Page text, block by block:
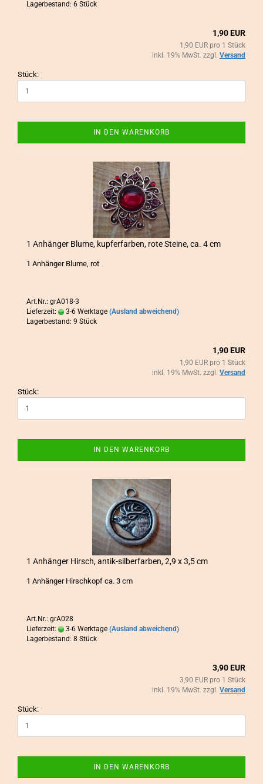
Lagerbestand: 6 Stück
1,90 EUR
1,90 EUR pro 1 Stück
inkl. 19% MwSt. zzgl. Versand
Stück:
IN DEN WARENKORB
1 An­hän­ger Blume, kup­fer­far­ben, rote Stei­ne, ca. 4 cm
1 An­hän­ger Blume, rot
Art.Nr.: grA018-3
Lieferzeit:
3-6 Werktage (Ausland abweichend)
Lagerbestand: 9 Stück
1,90 EUR
1,90 EUR pro 1 Stück
inkl. 19% MwSt. zzgl. Versand
Stück:
IN DEN WARENKORB
1 An­hän­ger Hirsch, antik-​​sil­ber­far­ben, 2,9 x 3,5 cm
1 An­hän­ger Hirsch­kopf ca. 3 cm
Art.Nr.: grA028
Lieferzeit:
3-6 Werktage (Ausland abweichend)
Lagerbestand: 8 Stück
3,90 EUR
3,90 EUR pro 1 Stück
inkl. 19% MwSt. zzgl. Versand
Stück:
IN DEN WARENKORB